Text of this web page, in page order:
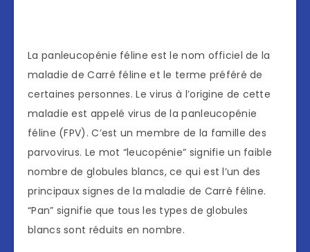
La panleucopénie féline est le nom officiel de la
maladie de Carré féline et le terme préféré de
certaines personnes. Le virus à l’origine de cette
maladie est appelé virus de la panleucopénie
féline (FPV). C’est un membre de la famille des
parvovirus. Le mot “leucopénie” signifie un faible
nombre de globules blancs, ce qui est l’un des
principaux signes de la maladie de Carré féline.
“Pan” signifie que tous les types de globules
blancs sont réduits en nombre.